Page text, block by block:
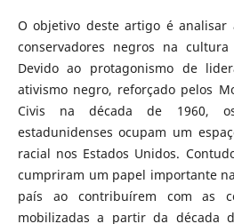
O objetivo deste artigo é
conservadores negros na
Devido ao protagonismo de
ativismo negro, reforçado pelos
Civis na década de 1960, os
estadunidenses ocupam um
racial nos Estados Unidos.
cumpriram um papel importante
país ao contribuírem com as
mobilizadas a partir da década